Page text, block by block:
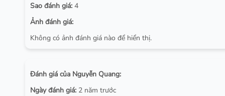
Sao đánh giá: 4
Ảnh đánh giá:
Không có ảnh đánh giá nào để hiển thị.
Đánh giá của Nguyễn Quang:
Ngày đánh giá: 2 năm trước